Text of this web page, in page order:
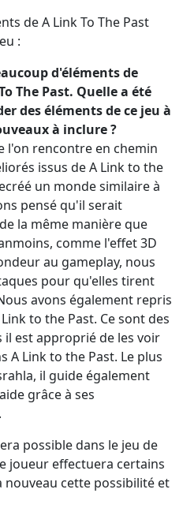
de A Link To The Past
:
d'éléments de
The Past. Quelle a été
des éléments de ce jeu à
à inclure ?
l'on rencontre en chemin
issus de A Link to the
un monde similaire à
pensé qu'il serait
la même manière que
comme l'effet 3D
au gameplay, nous
pour qu'elles tirent
avons également repris
to the Past. Ce sont des
est approprié de les voir
A Link to the Past. Le plus
il guide également
grâce à ses
possible dans le jeu de
joueur effectuera certains
nouveau cette possibilité et